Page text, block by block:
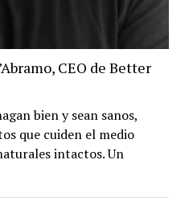
CEO de Better
bien y sean sanos,
que cuiden el medio
intactos. Un